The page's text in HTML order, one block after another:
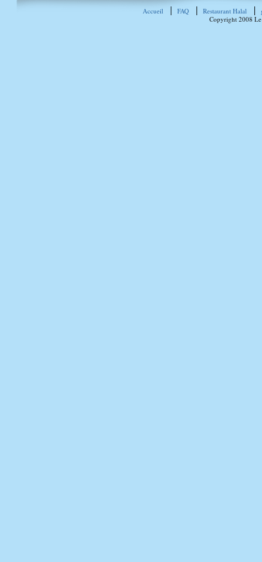
Accueil FAQ Restaurant Halal
Copyright 2008